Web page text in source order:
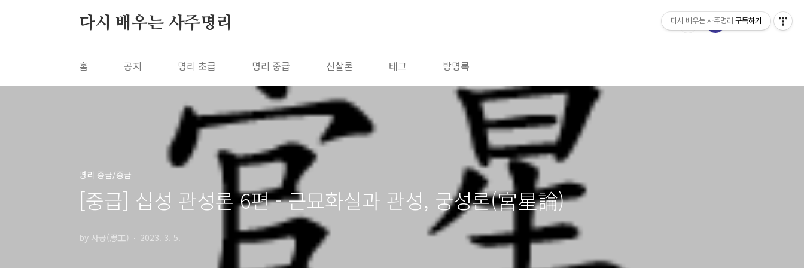
다시 배우는 사주명리
홈 공지 명리 초급 명리 중급 신살론 태그 방명록
명리 중급/중급
[중급] 십성 관성론 6편 - 근묘화실과 관성, 궁성론(宮星論)
by 사공(思工) 2023. 3. 5.
다시 배우는 사주명리 구독하기